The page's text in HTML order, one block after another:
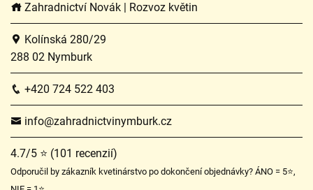
Zahradnictví Novák | Rozvoz květin
Kolínská 280/29
288 02 Nymburk
+420 724 522 403
info@zahradnictvinymburk.cz
4.7/5 ⭐ (101 recenzií)
Odporučil by zákazník kvetinárstvo po dokončení objednávky? ÁNO = 5⭐,